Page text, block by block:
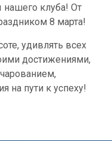
клуба! От
8 марта!
удивлять всех
достижениями,
на пути к успеху!